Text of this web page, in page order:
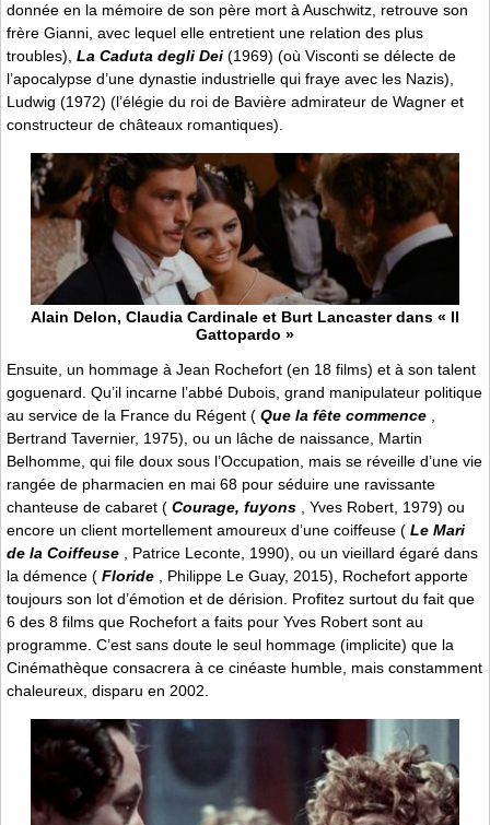
donnée en la mémoire de son père mort à Auschwitz, retrouve son
frère Gianni, avec lequel elle entretient une relation des plus
troubles), La Caduta degli Dei (1969) (où Visconti se délecte de
l’apocalypse d’une dynastie industrielle qui fraye avec les Nazis),
Ludwig (1972) (l’élégie du roi de Bavière admirateur de Wagner et
constructeur de châteaux romantiques).
Alain Delon, Claudia Cardinale et Burt Lancaster dans « Il
Gattopardo »
Ensuite, un hommage à Jean Rochefort (en 18 films) et à son talent
goguenard. Qu’il incarne l’abbé Dubois, grand manipulateur politique
au service de la France du Régent ( Que la fête commence ,
Bertrand Tavernier, 1975), ou un lâche de naissance, Martin
Belhomme, qui file doux sous l’Occupation, mais se réveille d’une vie
rangée de pharmacien en mai 68 pour séduire une ravissante
chanteuse de cabaret ( Courage, fuyons , Yves Robert, 1979) ou
encore un client mortellement amoureux d’une coiffeuse ( Le Mari
de la Coiffeuse , Patrice Leconte, 1990), ou un vieillard égaré dans
la démence ( Floride , Philippe Le Guay, 2015), Rochefort apporte
toujours son lot d’émotion et de dérision. Profitez surtout du fait que
6 des 8 films que Rochefort a faits pour Yves Robert sont au
programme. C’est sans doute le seul hommage (implicite) que la
Cinémathèque consacrera à ce cinéaste humble, mais constamment
chaleureux, disparu en 2002.